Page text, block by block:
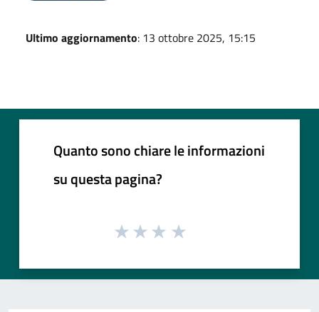
Ultimo aggiornamento: 13 ottobre 2025, 15:15
Quanto sono chiare le informazioni
su questa pagina?